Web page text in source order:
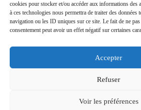
cookies pour stocker et/ou accéder aux informations des
à ces technologies nous permettra de traiter des données
navigation ou les ID uniques sur ce site. Le fait de ne
consentement peut avoir un effet négatif sur certaines
Accepter
Refuser
Voir les préférences
Textile Articles Publicitaires
Boutique en ligne
Tarifs Revendeurs